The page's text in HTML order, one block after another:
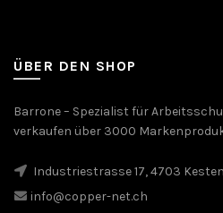
ÜBER DEN SHOP
Barrone – Spezialist für
verkaufen über 3000
Industriestrasse 17, 4703
info@copper-net.ch